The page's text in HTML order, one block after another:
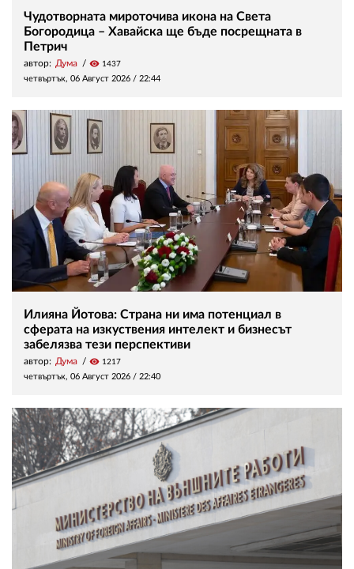
Чудотворната мироточива икона на Света
Богородица – Хавайска ще бъде посрещната в
Петрич
автор: Дума visibility 1437
четвъртък, 06 Август 2026 / 22:44
Илияна Йотова: Страна ни има потенциал в
сферата на изкуствения интелект и бизнесът
забелязва тези перспективи
автор: Дума visibility 1217
четвъртък, 06 Август 2026 / 22:40